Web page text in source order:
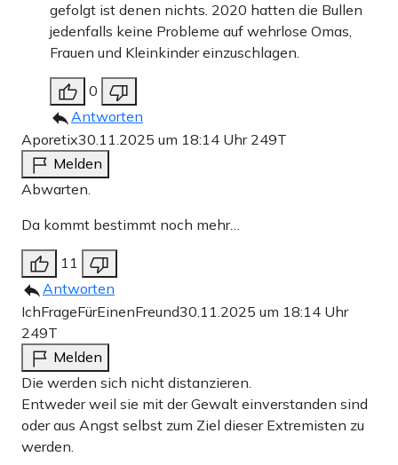
gefolgt ist denen nichts. 2020 hatten die Bullen
jedenfalls keine Probleme auf wehrlose Omas,
Frauen und Kleinkinder einzuschlagen.
0
Antworten
Aporetix30.11.2025 um 18:14 Uhr 249T
Melden
Abwarten.
Da kommt bestimmt noch mehr…
11
Antworten
IchFrageFürEinenFreund30.11.2025 um 18:14 Uhr
249T
Melden
Die werden sich nicht distanzieren.
Entweder weil sie mit der Gewalt einverstanden sind
oder aus Angst selbst zum Ziel dieser Extremisten zu
werden.